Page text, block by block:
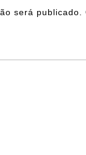
será publicado.